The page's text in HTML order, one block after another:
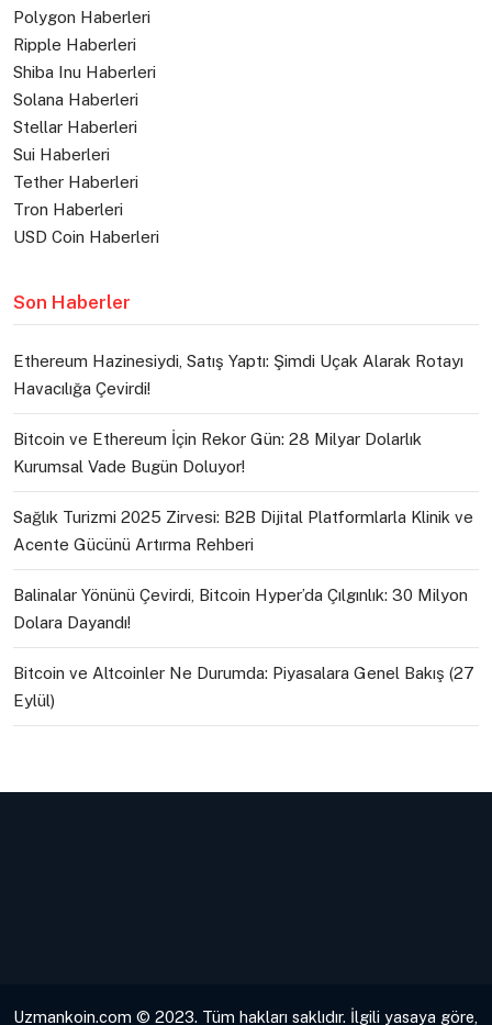
Polygon Haberleri
Ripple Haberleri
Shiba Inu Haberleri
Solana Haberleri
Stellar Haberleri
Sui Haberleri
Tether Haberleri
Tron Haberleri
USD Coin Haberleri
Son Haberler
Ethereum Hazinesiydi, Satış Yaptı: Şimdi Uçak Alarak Rotayı
Havacılığa Çevirdi!
Bitcoin ve Ethereum İçin Rekor Gün: 28 Milyar Dolarlık
Kurumsal Vade Bugün Doluyor!
Sağlık Turizmi 2025 Zirvesi: B2B Dijital Platformlarla Klinik ve
Acente Gücünü Artırma Rehberi
Balinalar Yönünü Çevirdi, Bitcoin Hyper’da Çılgınlık: 30 Milyon
Dolara Dayandı!
Bitcoin ve Altcoinler Ne Durumda: Piyasalara Genel Bakış (27
Eylül)
Uzmankoin.com © 2023. Tüm hakları saklıdır. İlgili yasaya göre,